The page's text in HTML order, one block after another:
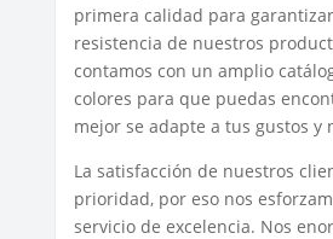
primera calidad para
resistencia de nuestros
contamos con un amplio
colores para que puedas
mejor se adapte a tus gustos y
La satisfacción de nuestros
prioridad, por eso nos
servicio de excelencia. Nos